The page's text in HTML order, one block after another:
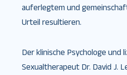
auferlegtem und
Urteil resultieren.
Der klinische Psychologe und
Sexualtherapeut Dr. David J.